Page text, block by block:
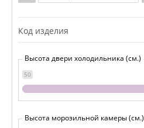
Код изделия
Высота двери холодильника (см.)
50
Высота морозильной камеры (см.)